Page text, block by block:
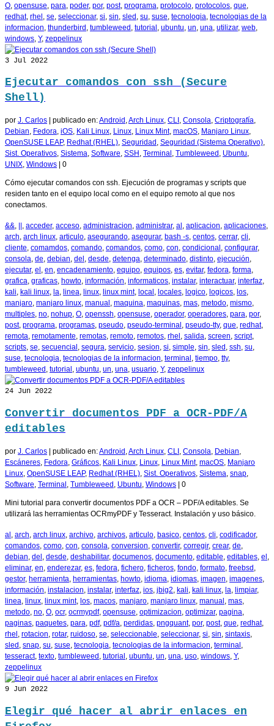
O opensuse para poder, por, post, programa protocolo protocolos que
redhat, rhel se seleccionar, si sin sled su suse tecnologia tecnologias de la
informacion thunderbird tumbleweed tutorial ubuntu un una utilizar, web
windows Y, zeppelinux
3 Jul 2022
Ejecutar comandos con ssh (Secure
Shell)
por J. Carlos publicado en:Android ,Arch Linux, CLI , Consola, Criptografía,
Debian, Fedora, iOS, Kali Linux, Linux, Linux Mint, macOS, Manjaro Linux,
OpenSUSE LEAP, Redhat (RHEL), Seguridad , Seguridad (Sistema Operativo),
Sist. Operativos, Sistema, Software, SSH , Terminal , Tumbleweed , Ubuntu,
UNIX, Windows 0
Cómo ejecutar comandos con ssh. Ejecución de programas y scripts que
residen tanto en el equipo local como en el equipo remoto al que nos
conectamos.
&&, , acceder, acceso, administracion, administrar, al , aplicacion, aplicaciones,
arch, arch linux, articulo, asegurando, asegurar, bash -s, centos, cerrar, cli,
cliente, comamdos, comando, comandos, como, con, condicional , configurar,
consola, de, debian, del , desde, detenga, determinado, distinto, ejecución,
ejecutar, el , en, encadenamiento, equipo, equipos, es, evitar, fedora, forma,
grafica, graficas, howto, información, informaticos, instalar, interactuar, interfaz,
kali, kali linux, la, linea, linux, linux mint, local , locales, logico, logicos, los,
manjaro, manjaro linux, manual , maquina, maquinas, mas, metodo, mismo,
multiples, no, nohup, O, openssh, opensuse, operador, operadores, para, por,
post, programa, programas, pseudo, pseudo-terminal , pseudo-tty, que, redhat,
remota, remotamente, remotas, remoto, remotos, rhel , salida, screen, script,
scripts, se, secuencial , segura, servicio, sesion, si, simple, sin, sled , ssh, su,
suse, tecnologia, tecnologias de la informacion, terminal , tiempo, tty,
tumbleweed , tutorial , ubuntu, un, una, usuario, Y, zeppelinux
24 Jun 2022
Convertir documentos PDF a OCR-PDF/A
editables
por J. Carlos publicado en:Android ,Arch Linux, CLI , Consola, Debian,
Escáneres, Fedora, Gráficos, Kali Linux, Linux, Linux Mint, macOS, Manjaro
Linux, OpenSUSE LEAP, Redhat (RHEL), Sist. Operativos, Sistema, snap,
Software, Terminal , Tumbleweed , Ubuntu, Windows 0
Mini tutorial para convertir documentos PDF a OCR – PDF/A editables. Se
utilizará las herramientas OCRmyPDF y Tesseract. Instalación y uso básico.
al , arch, arch linux, archivo, archivos, articulo, basico, centos, cli, codificador,
comandos, como, con, consola, conversion, convertir, corregir, crear, de,
debian, del , desde, deshabilitar, documenos, documento, editable, editables, el ,
eliminar, en, enderezar, es, fedora, fichero, ficheros, fondo, formato, freebsd ,
gestor, herramienta, herramientas, howto, idioma, idiomas, imagen, imagenes,
información, instalacion, instalar, interfaz, ios, jbig2, kali, kali linux, la, limpiar,
linea, linux, linux mint, los, macos, manjaro, manjaro linux, manual , mas,
metodo, no, O, ocr, ocrmypdf, opensuse, optimizacion, optimizar, pagina,
paginas, paquetes, para, pdf, pdf/a, perdidas, pngquant, por, post, que, redhat,
rhel , rotacion, rotar, ruidoso, se, seleccionable, seleccionar, si, sin, sintaxis,
sled , snap, su, suse, tecnologia, tecnologias de la informacion, terminal ,
tesseract, texto, tumbleweed , tutorial , ubuntu, un, una, uso, windows, Y,
zeppelinux
9 Jun 2022
Elegir qué hacer al abrir enlaces en